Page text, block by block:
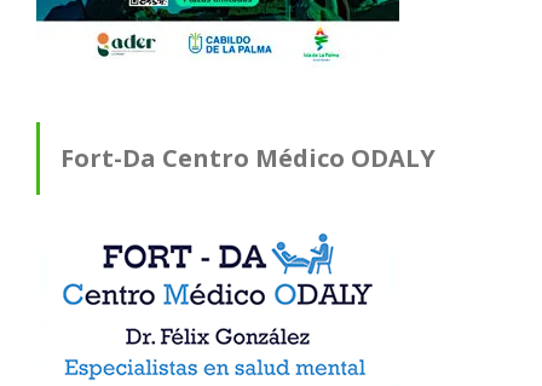
Fort-Da Centro Médico ODALY